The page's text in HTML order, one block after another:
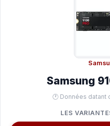
Samsung
🕐 Données datant
LES